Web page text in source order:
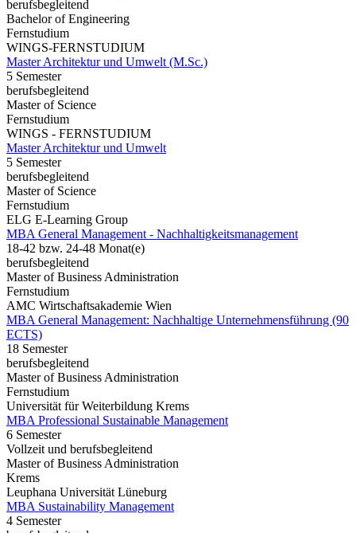
berufsbegleitend
Bachelor of Engineering
Fernstudium
WINGS-FERNSTUDIUM
Master Architektur und Umwelt (M.Sc.)
5 Semester
berufsbegleitend
Master of Science
Fernstudium
WINGS - FERNSTUDIUM
Master Architektur und Umwelt
5 Semester
berufsbegleitend
Master of Science
Fernstudium
ELG E-Learning Group
MBA General Management - Nachhaltigkeitsmanagement
18-42 bzw. 24-48 Monat(e)
berufsbegleitend
Master of Business Administration
Fernstudium
AMC Wirtschaftsakademie Wien
MBA General Management: Nachhaltige Unternehmensführung (90
ECTS)
18 Semester
berufsbegleitend
Master of Business Administration
Fernstudium
Universität für Weiterbildung Krems
MBA Professional Sustainable Management
6 Semester
Vollzeit und berufsbegleitend
Master of Business Administration
Krems
Leuphana Universität Lüneburg
MBA Sustainability Management
4 Semester